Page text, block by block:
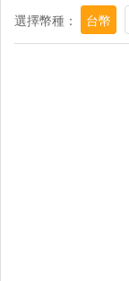
選擇幣種： 台幣